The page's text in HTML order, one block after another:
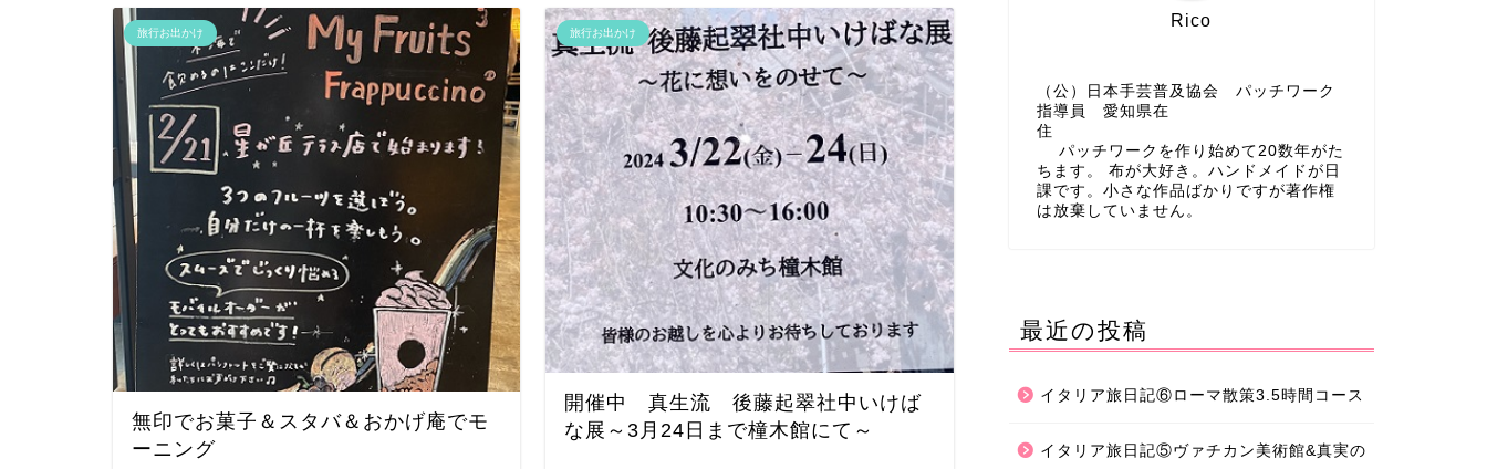
旅行お出かけ
無印でお菓子＆スタバ＆おかげ庵でモ
ーニング
旅行お出かけ
開催中 真生流 後藤起翠社中いけば
な展～3月24日まで橦木館にて～
Rico
（公）日本手芸普及協会 パッチワーク
指導員 愛知県在
住
パッチワークを作り始めて20数年がた
ちます。 布が大好き。ハンドメイドが日
課です。小さな作品ばかりですが著作権
は放棄していません。
最近の投稿
イタリア旅日記⑥ローマ散策3.5時間コース
イタリア旅日記⑤ヴァチカン美術館&真実の